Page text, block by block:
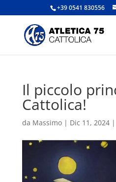
+39 0541 830556
Il piccolo
Cattolica!
da Massimo| Dic 11, 2024|